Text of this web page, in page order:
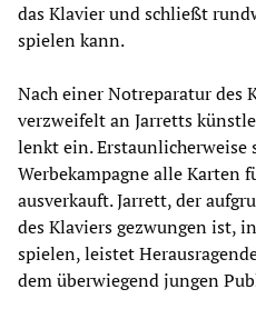
das Klavier und schließt
spielen kann.
Nach einer Notreparatur des
verzweifelt an Jarretts
lenkt ein.
Werbekampagne alle Karten
ausverkauft. Jarrett, der
des Klaviers gezwungen ist,
spielen, leistet
dem überwiegend jungen